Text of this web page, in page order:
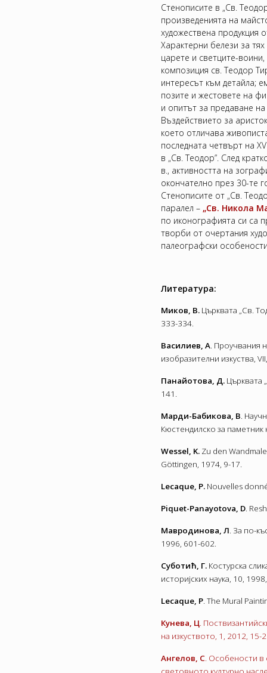
Стенописите в „Св.
произведенията на
художествена продукция
Характерни белези за
царете и светците-
композиция св. Теодор
интересът към детайла;
позите и жестовете на
и опитът за предаване
Въздействието за
което отличава
последната четвърт на
в „Св. Теодор”. След
в., активността на
окончателно през 30-те
Стенописите от „Св.
паралел – „Св. Никола
по иконографията си са
творби от очертания
палеографски
Литература:
Миков, В.Църквата „Св.
333-334.
Василиев, А. Проучвания
изобразителни изкуства,
Панайотова, Д.Църквата
141.
Марди-Бабикова, В.
Кюстендилско за паметник
Wessel, K.Zu den
Göttingen, 1974, 9-17.
Lecaque, P.Nouvelles
Piquet-Panayotova, D.
Мавродинова, Л. За по-
1996, 601-602.
Суботић, Г.Костурска
историјских наука, 10,
Lecaque, P. The Mural
Кунева, Ц.
на изкуството, 1, 2012, 15-
Ангелов, С. Особености в